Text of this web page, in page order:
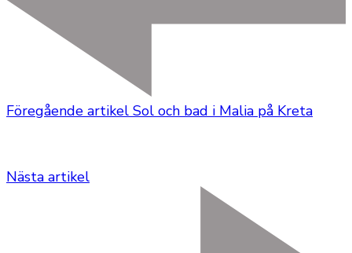
Föregående artikel Sol och bad i Malia på Kreta
Nästa artikel